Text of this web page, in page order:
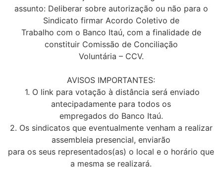
assunto: Deliberar sobre autorização ou não para o
Sindicato firmar Acordo Coletivo de
Trabalho com o Banco Itaú, com a finalidade de
constituir Comissão de Conciliação
Voluntária – CCV.
AVISOS IMPORTANTES:
1. O link para votação à distância será enviado
antecipadamente para todos os
empregados do Banco Itaú.
2. Os sindicatos que eventualmente venham a realizar
assembleia presencial, enviarão
para os seus representados(as) o local e o horário que
a mesma se realizará.